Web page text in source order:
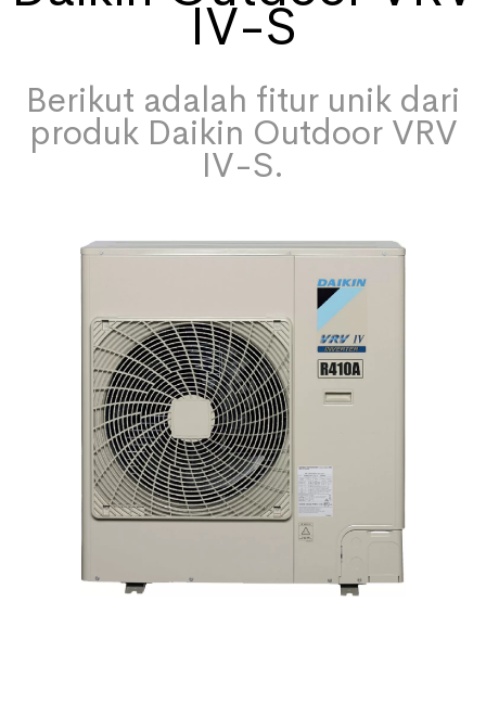
IV-S
Berikut adalah fitur unik dari
produk Daikin Outdoor VRV
IV-S.